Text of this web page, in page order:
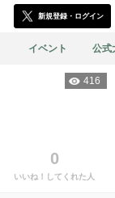
新規登録・ログイン
イベント 公式
416
0
いいね！してくれた人